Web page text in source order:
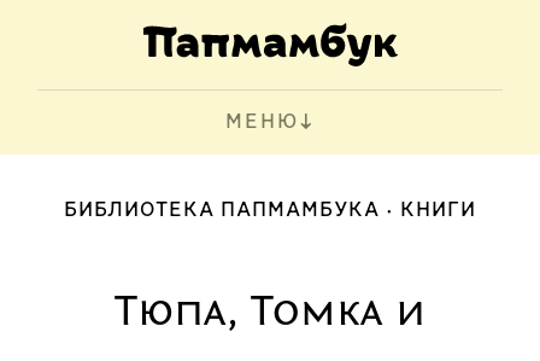
МЕНЮ
БИБЛИОТЕКА ПАПМАМБУКА КНИГИ
Тюпа, Томка и